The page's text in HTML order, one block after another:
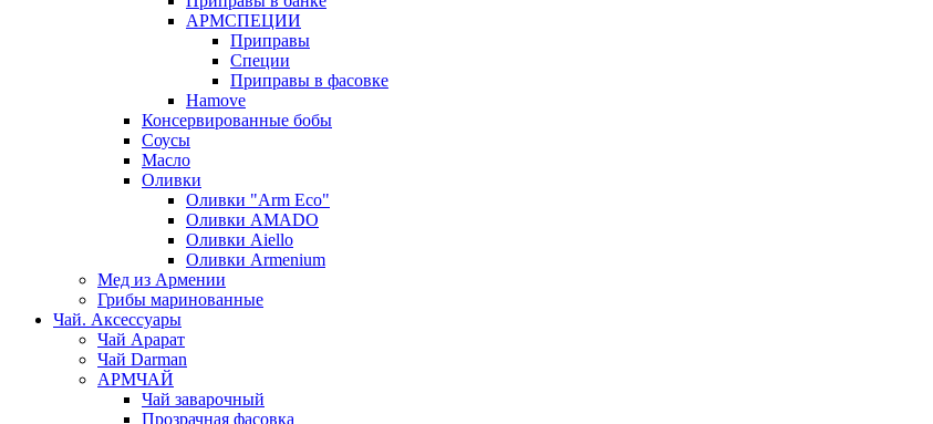
АРМСПЕЦИИ
Приправы
Специи
Приправы в фасовке
Hamove
Консервированные бобы
Соусы
Масло
Оливки
Оливки "Arm Eco"
Оливки AMADO
Оливки Aiello
Оливки Armenium
Мед из Армении
Грибы маринованные
Чай. Аксессуары
Чай Арарат
Чай Darman
АРМЧАЙ
Чай заварочный
Прозрачная фасовка